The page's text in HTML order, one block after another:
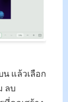
น แล้วเลือก
ลบ